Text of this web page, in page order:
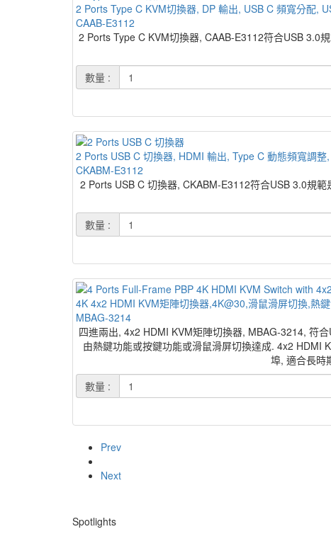
2 Ports Type C KVM切換器, DP 輸出, USB C 頻寬分配,
CAAB-E3112
2 Ports Type C KVM切換器, CAAB-E3112符合USB 3.0
數量 :
2 Ports USB C 切換器, HDMI 輸出, Type C 動態頻寬調
CKABM-E3112
2 Ports USB C 切換器, CKABM-E3112符合USB 3.0規
數量 :
4K 4x2 HDMI KVM矩陣切換器,4K@30,滑鼠滑屏切換,熱
MBAG-3214
四進兩出, 4x2 HDMI KVM矩陣切換器, MBAG-3214, 符
由熱鍵功能或按鍵功能或滑鼠滑屏切換達成. 4x2 HDMI
埠, 適合長時
數量 :
Prev
Next
Spotlights